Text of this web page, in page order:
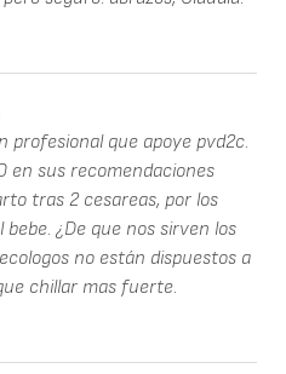
profesional que apoye pvd2c.
en sus recomendaciones
tras 2 cesareas, por los
¿De que nos sirven los
no están dispuestos a
chillar mas fuerte.